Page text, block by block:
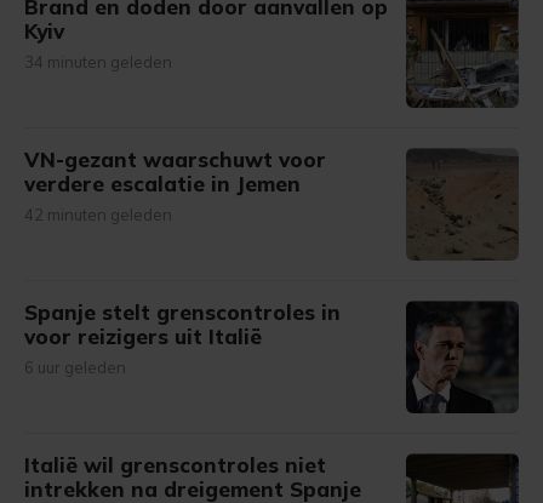
Brand en doden door aanvallen op
Kyiv
34 minuten geleden
VN-gezant waarschuwt voor
verdere escalatie in Jemen
42 minuten geleden
Spanje stelt grenscontroles in
voor reizigers uit Italië
6 uur geleden
Italië wil grenscontroles niet
intrekken na dreigement Spanje